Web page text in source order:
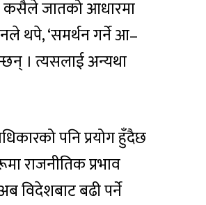
कसैले जातको आधारमा
थपे, ‘समर्थन गर्ने आ–
। त्यसलाई अन्यथा
पनि प्रयोग हुँदैछ
राजनीतिक प्रभाव
विदेशबाट बढी पर्ने